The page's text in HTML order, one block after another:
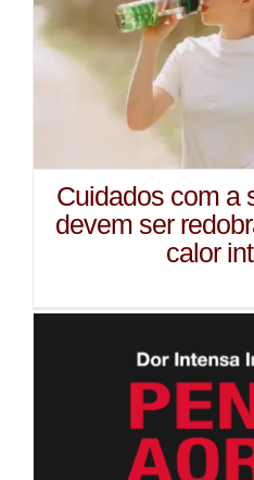
Cuidados com a
devem ser
calor